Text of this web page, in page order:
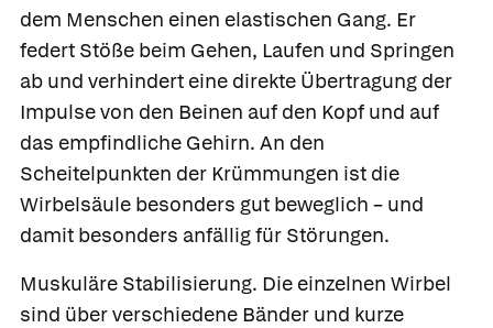
dem Menschen einen elastischen Gang. Er
federt Stöße beim Gehen, Laufen und Springen
ab und verhindert eine direkte Übertragung der
Impulse von den Beinen auf den Kopf und auf
das empfindliche Gehirn. An den
Scheitelpunkten der Krümmungen ist die
Wirbelsäule besonders gut beweglich – und
damit besonders anfällig für Störungen.
Muskuläre Stabilisierung. Die einzelnen Wirbel
sind über verschiedene Bänder und kurze